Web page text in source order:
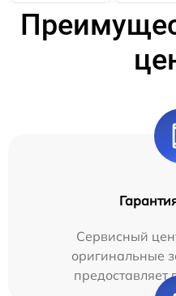
Сервисный
оригинальные
предоставляет